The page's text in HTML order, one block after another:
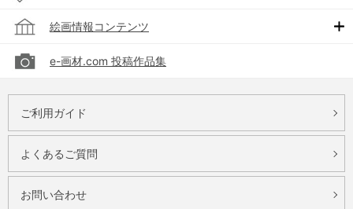
絵画情報コンテンツ
e-画材.com 投稿作品集
ご利用ガイド
よくあるご質問
お問い合わせ